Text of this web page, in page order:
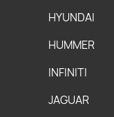
HYUNDAI
HUMMER
INFINITI
JAGUAR